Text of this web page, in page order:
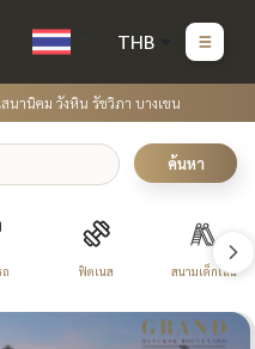
THB
นานิคม วังหิน รัชวิภา บางเขน
ค้นหา
ฟิตเนส สนามเด็กเล่น